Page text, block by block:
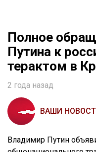
Полное
Путина к
терактом в
2 года назад
ВАШИ
Владимир Путин